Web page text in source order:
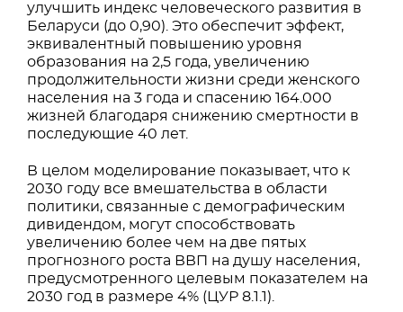
улучшить индекс человеческого развития в
Беларуси (до 0,90). Это обеспечит эффект,
эквивалентный повышению уровня
образования на 2,5 года, увеличению
продолжительности жизни среди женского
населения на 3 года и спасению 164.000
жизней благодаря снижению смертности в
последующие 40 лет.
В целом моделирование показывает, что к
2030 году все вмешательства в области
политики, связанные с демографическим
дивидендом, могут способствовать
увеличению более чем на две пятых
прогнозного роста ВВП на душу населения,
предусмотренного целевым показателем на
2030 год в размере 4% (ЦУР 8.1.1).